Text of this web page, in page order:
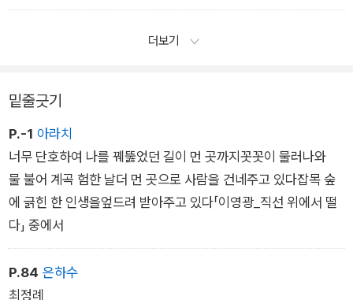
수 있다는 사실을 오래전부터 믿어온 시인과 독자들이 그 여정에
한국시가 걸어갈 발걸음도 거뜬하리라 믿는다.
송종원 『창작과비평』 편집위원·문학평론가
잡목 숲에 긁힌 한 인생을
더보기
밑줄긋기
P.-1 아라치
너무 단호하여 나를 꿰뚫었던 길이 먼 곳까지꼿꼿이 물러나와
물 불어 계곡 험한 날더 먼 곳으로 사람을 건네주고 있다잡목 숲
에 긁힌 한 인생을엎드려 받아주고 있다「이영광_직선 위에서 떨
다」 중에서
P.84 은하수
최정례